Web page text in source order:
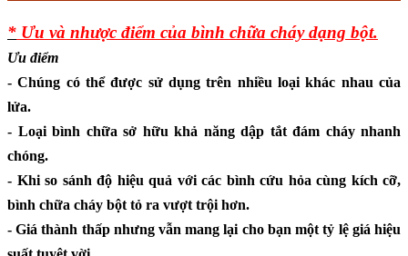
* Ưu và nhược điểm của bình chữa cháy dạng bột.
Ưu điểm
- Chúng có thể được sử dụng trên nhiều loại khác nhau của
lửa.
- Loại bình chữa sở hữu khả năng dập tắt đám cháy nhanh
chóng.
- Khi so sánh độ hiệu quả với các bình cứu hỏa cùng kích cỡ,
bình chữa cháy bột tỏ ra vượt trội hơn.
- Giá thành thấp nhưng vẫn mang lại cho bạn một tỷ lệ giá hiệu